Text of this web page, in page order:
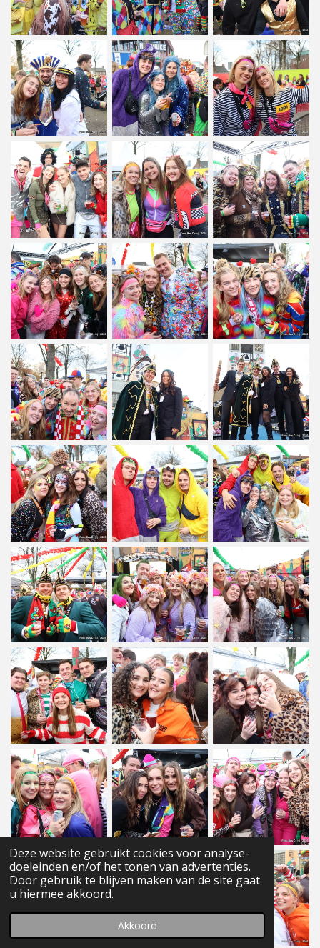
Deze website gebruikt cookies voor analyse-
doeleinden en/of het tonen van advertenties.
Door gebruik te blijven maken van de site gaat
u hiermee akkoord.
Akkoord